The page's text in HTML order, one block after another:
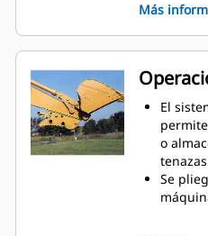
tareas.
mejor
amplio
una
Más
El
o
Se